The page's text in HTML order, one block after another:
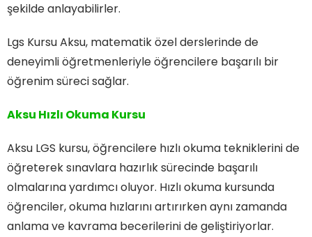
şekilde anlayabilirler.
Lgs Kursu Aksu, matematik özel derslerinde de
deneyimli öğretmenleriyle öğrencilere başarılı bir
öğrenim süreci sağlar.
Aksu Hızlı Okuma Kursu
Aksu LGS kursu, öğrencilere hızlı okuma tekniklerini de
öğreterek sınavlara hazırlık sürecinde başarılı
olmalarına yardımcı oluyor. Hızlı okuma kursunda
öğrenciler, okuma hızlarını artırırken aynı zamanda
anlama ve kavrama becerilerini de geliştiriyorlar.